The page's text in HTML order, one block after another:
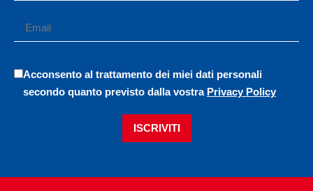
Acconsento al trattamento dei miei dati personali
secondo quanto previsto dalla vostra Privacy Policy
ISCRIVITI